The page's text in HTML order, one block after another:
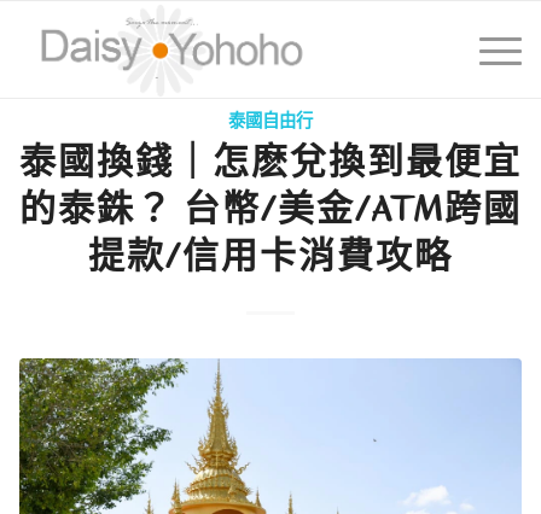
泰國自由行
泰國換錢｜怎麽兌換到最便宜
的泰銖？ 台幣/美金/ATM跨國
提款/信用卡消費攻略